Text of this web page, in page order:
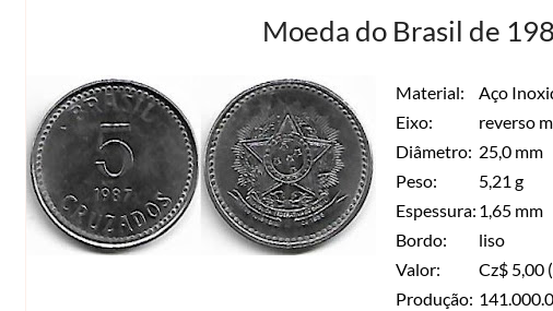
Moeda do Brasil de
Material:
Eixo:
Diâmetro:
Peso:
Espessura:
Bordo:
Valor:
Produção:
Aço
reverso
25,0 mm
5,21 g
1,65 mm
liso
Cz$ 5,00